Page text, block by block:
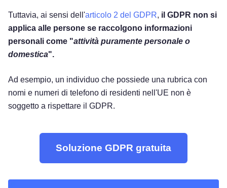
Tuttavia, ai sensi dell'articolo 2 del GDPR, il GDPR non si
applica alle persone se raccolgono informazioni
personali come "attività puramente personale o
domestica".
Ad esempio, un individuo che possiede una rubrica con
nomi e numeri di telefono di residenti nell'UE non è
soggetto a rispettare il GDPR.
Soluzione GDPR gratuita